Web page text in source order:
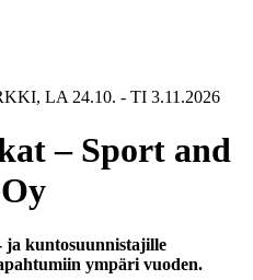
LA 24.10. - TI 3.11.2026
– Sport and
ja kuntosuunnistajille
ympäri vuoden.